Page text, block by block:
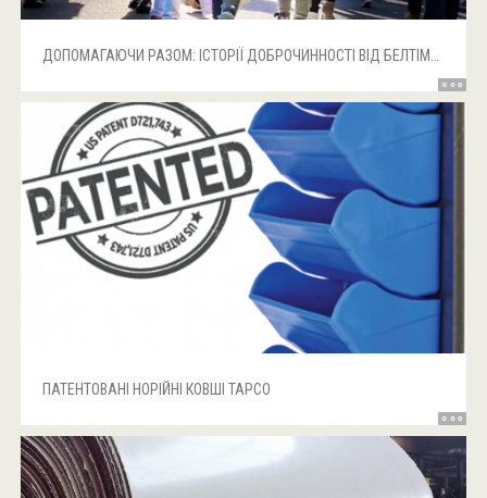
ПАТЕНТОВАНІ НОРІЙНІ КОВШІ TAPCO